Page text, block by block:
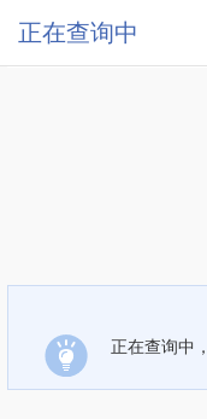
正在查询中
正在查询中